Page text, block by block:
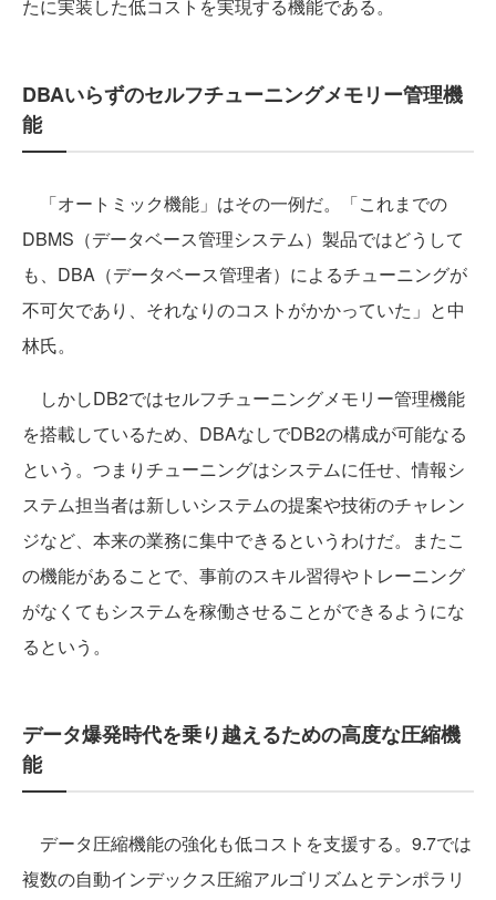
たに実装した低コストを実現する機能である。
DBAいらずのセルフチューニングメモリー管理機
能
「オートミック機能」はその一例だ。「これまでの
DBMS（データベース管理システム）製品ではどうして
も、DBA（データベース管理者）によるチューニングが
不可欠であり、それなりのコストがかかっていた」と中
林氏。
しかしDB2ではセルフチューニングメモリー管理機能
を搭載しているため、DBAなしでDB2の構成が可能なる
という。つまりチューニングはシステムに任せ、情報シ
ステム担当者は新しいシステムの提案や技術のチャレン
ジなど、本来の業務に集中できるというわけだ。またこ
の機能があることで、事前のスキル習得やトレーニング
がなくてもシステムを稼働させることができるようにな
るという。
データ爆発時代を乗り越えるための高度な圧縮機
能
データ圧縮機能の強化も低コストを支援する。9.7では
複数の自動インデックス圧縮アルゴリズムとテンポラリ